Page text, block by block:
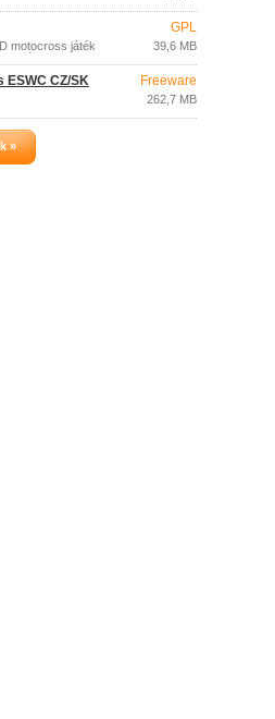
motocross játék
GPL
39,6 MB
ESWC CZ/SK
Freeware
262,7 MB
»